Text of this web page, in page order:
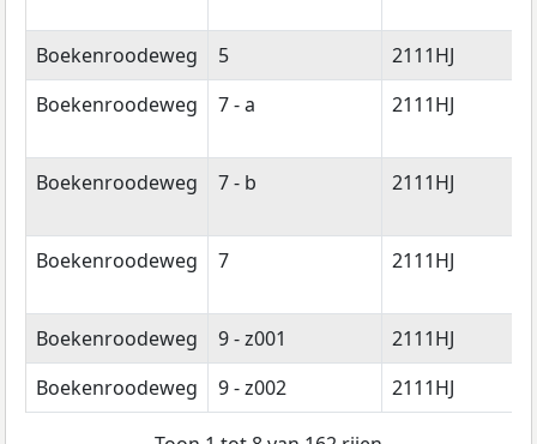
Boekenroodeweg 5 2111HJ
Boekenroodeweg
7 - a 2111HJ
Boekenroodeweg 7 - b 2111HJ
Boekenroodeweg 7 2111HJ
Boekenroodeweg 9 - z001 2111HJ
Boekenroodeweg
9 - z002 2111HJ